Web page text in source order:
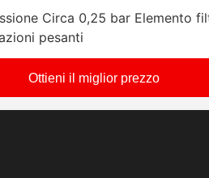
Circa 0,25 bar Elemento
pesanti
Ottieni il miglior prezzo